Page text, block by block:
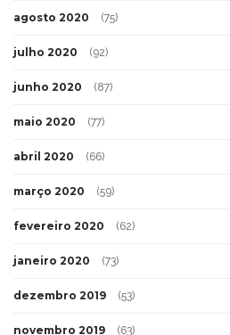
agosto 2020 (75)
julho 2020 (92)
junho 2020 (87)
maio 2020 (77)
abril 2020 (66)
março 2020 (59)
fevereiro 2020 (62)
janeiro 2020 (73)
dezembro 2019 (53)
novembro 2019 (63)